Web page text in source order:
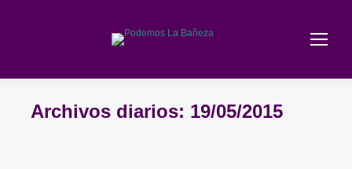
Archivos diarios: 19/05/2015